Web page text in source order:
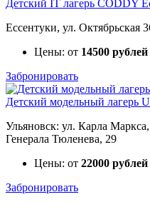
Детский IT лагерь CODDY
Ессентуки, ул. Октябрьская
Цены: от 14500 рублей
Забронировать
Детский модельный лагерь
Ульяновск: ул. Карла
Генерала Тюленева, 29
Цены: от 22000 рублей
Забронировать